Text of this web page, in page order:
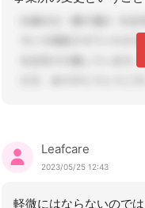
Leafcare
2023/05/25 12:43